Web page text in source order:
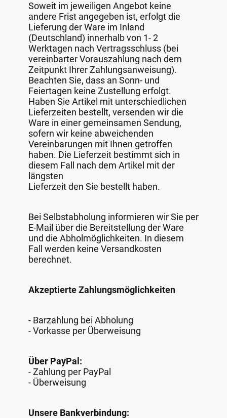
Soweit im jeweiligen Angebot keine
andere Frist angegeben ist, erfolgt die
Lieferung der Ware im Inland
(Deutschland) innerhalb von 1- 2
Werktagen nach Vertragsschluss (bei
vereinbarter Vorauszahlung nach dem
Zeitpunkt Ihrer Zahlungsanweisung).
Beachten Sie, dass an Sonn- und
Feiertagen keine Zustellung erfolgt.
Haben Sie Artikel mit unterschiedlichen
Lieferzeiten bestellt, versenden wir die
Ware in einer gemeinsamen Sendung,
sofern wir keine abweichenden
Vereinbarungen mit Ihnen getroffen
haben. Die Lieferzeit bestimmt sich in
diesem Fall nach dem Artikel mit der
längsten
Lieferzeit den Sie bestellt haben.
Bei Selbstabholung informieren wir Sie per
E-Mail über die Bereitstellung der Ware
und die Abholmöglichkeiten. In diesem
Fall werden keine Versandkosten
berechnet.
Akzeptierte Zahlungsmöglichkeiten
- Barzahlung bei Abholung
- Vorkasse per Überweisung
Über PayPal:
- Zahlung per PayPal
- Überweisung
Unsere Bankverbindung: